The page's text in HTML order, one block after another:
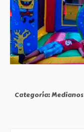
Categoría:Medianos